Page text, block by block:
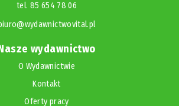
tel. 85 654 78 06
biuro@wydawnictwovital.pl
wydawnictwo
O Wydawnictwie
Kontakt
Oferty pracy